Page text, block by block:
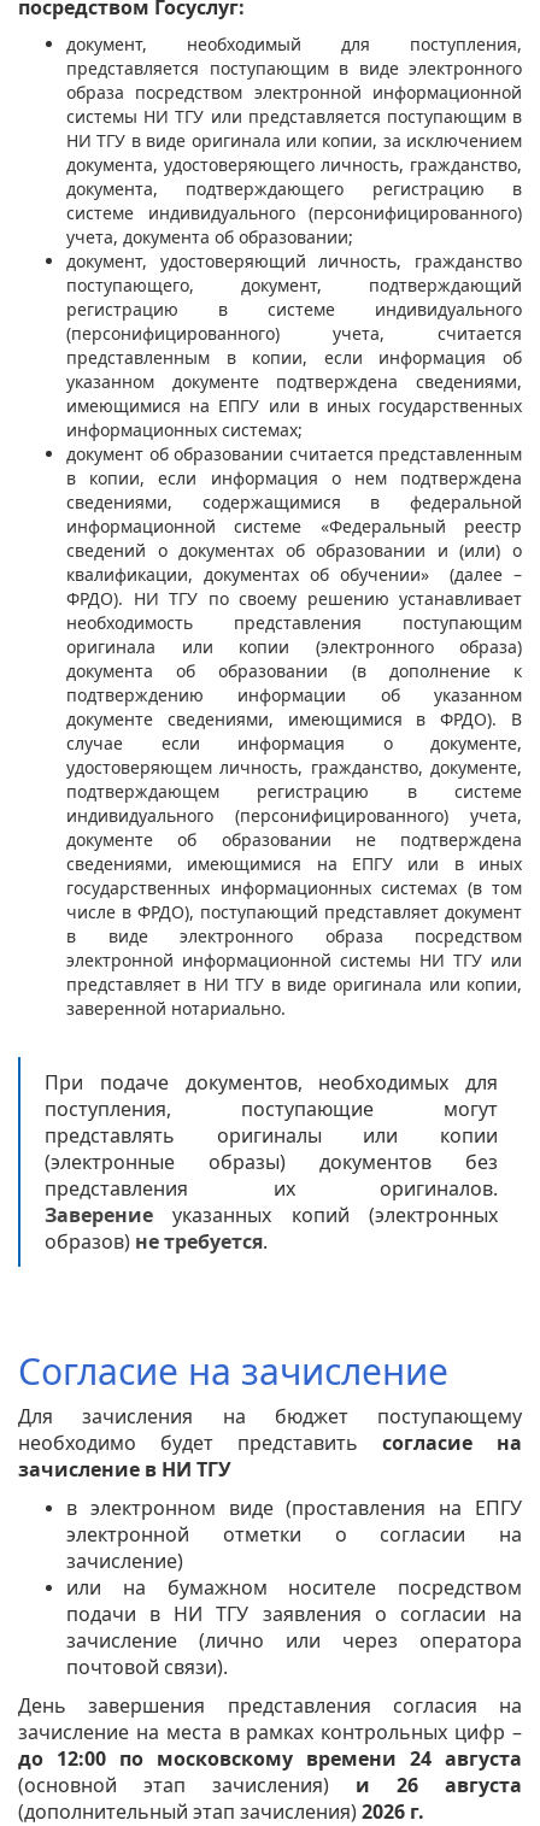
посредством Госуслуг:
документ, необходимый для поступления,
представляется поступающим в виде электронного
образа посредством электронной информационной
системы НИ ТГУ или представляется поступающим в
НИ ТГУ в виде оригинала или копии, за исключением
документа, удостоверяющего личность, гражданство,
документа, подтверждающего регистрацию в
системе индивидуального (персонифицированного)
учета, документа об образовании;
документ, удостоверяющий личность, гражданство
поступающего, документ, подтверждающий
регистрацию в системе индивидуального
(персонифицированного) учета, считается
представленным в копии, если информация об
указанном документе подтверждена сведениями,
имеющимися на ЕПГУ или в иных государственных
информационных системах;
документ об образовании считается представленным
в копии, если информация о нем подтверждена
сведениями, содержащимися в федеральной
информационной системе «Федеральный реестр
сведений о документах об образовании и (или) о
квалификации, документах об обучении» (далее –
ФРДО). НИ ТГУ по своему решению устанавливает
необходимость представления поступающим
оригинала или копии (электронного образа)
документа об образовании (в дополнение к
подтверждению информации об указанном
документе сведениями, имеющимися в ФРДО). В
случае если информация о документе,
удостоверяющем личность, гражданство, документе,
подтверждающем регистрацию в системе
индивидуального (персонифицированного) учета,
документе об образовании не подтверждена
сведениями, имеющимися на ЕПГУ или в иных
государственных информационных системах (в том
числе в ФРДО), поступающий представляет документ
в виде электронного образа посредством
электронной информационной системы НИ ТГУ или
представляет в НИ ТГУ в виде оригинала или копии,
заверенной нотариально.
При подаче документов, необходимых для
поступления, поступающие могут
представлять оригиналы или копии
(электронные образы) документов без
представления их оригиналов.
Заверение указанных копий (электронных
образов) не требуется.
Согласие на зачисление
Для зачисления на бюджет поступающему
необходимо будет представить согласие на
зачисление в НИ ТГУ
в электронном виде (проставления на ЕПГУ
электронной отметки о согласии на
зачисление)
или на бумажном носителе посредством
подачи в НИ ТГУ заявления о согласии на
зачисление (лично или через оператора
почтовой связи).
День завершения представления согласия на
зачисление на места в рамках контрольных цифр –
до 12:00 по московскому времени 24 августа
(основной этап зачисления) и 26 августа
(дополнительный этап зачисления)2026 г.